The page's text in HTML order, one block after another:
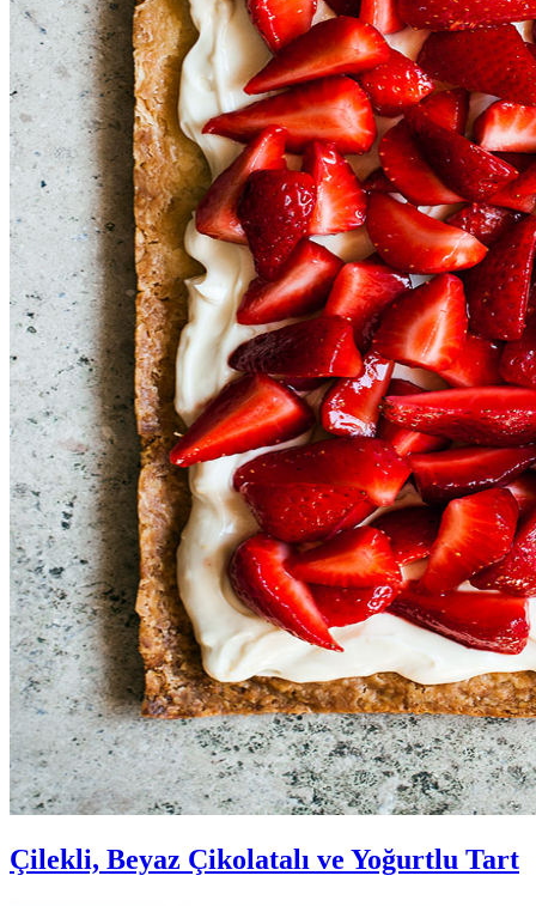
Çilekli, Beyaz Çikolatalı ve Yoğurtlu Tart